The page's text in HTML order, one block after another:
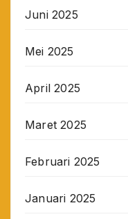
Juni 2025
Mei 2025
April 2025
Maret 2025
Februari 2025
Januari 2025